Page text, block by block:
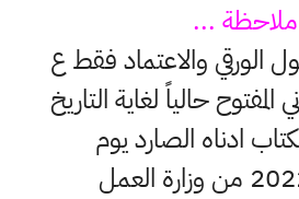
ملاحظة ...
الورقي والاعتماد فقط ع
المفتوح حالياً لغاية التاريخ
ادناه الصارد يوم
العمل